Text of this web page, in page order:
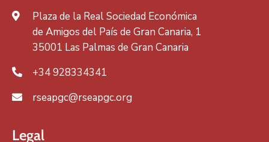
Plaza de la Real Sociedad Económica
de Amigos del País de Gran Canaria, 1
35001 Las Palmas de Gran Canaria
+34 928334341
rseapgc@rseapgc.org
Legal